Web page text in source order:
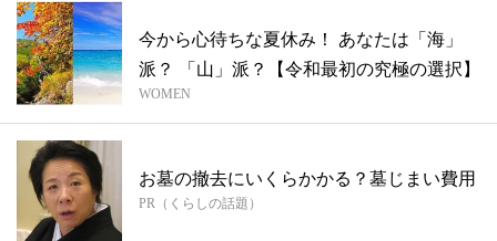
今から心待ちな夏休み！ あなたは「海」
派？ 「山」派？【令和最初の究極の選択】
WOMEN
お墓の撤去にいくらかかる？墓じまい費用
PR（くらしの話題）